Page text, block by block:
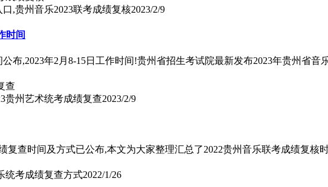
,贵州音乐2023联考成绩复核2023/2/9
时间
布,2023年2月8-15日工作时间!贵州省招生考试院最新发布2023年贵州省音
贵州艺术统考成绩复查2023/2/9
查时间及方式已公布,本文为大家整理汇总了2022贵州音乐联考成绩复核
统考成绩复查方式2022/1/26